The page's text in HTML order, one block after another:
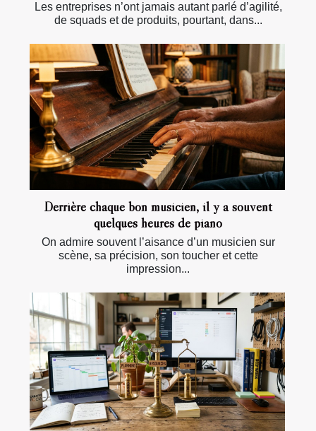
Les entreprises n’ont jamais autant parlé d’agilité,
de squads et de produits, pourtant, dans...
Derrière chaque bon musicien, il y a souvent
quelques heures de piano
On admire souvent l’aisance d’un musicien sur
scène, sa précision, son toucher et cette
impression...